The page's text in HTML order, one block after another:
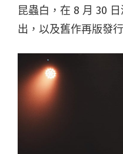
昆蟲白，在 8 月 30
出，以及舊作再版發